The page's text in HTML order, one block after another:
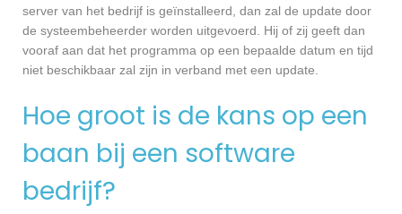
server van het bedrijf is geïnstalleerd, dan zal de update door
de systeembeheerder worden uitgevoerd. Hij of zij geeft dan
vooraf aan dat het programma op een bepaalde datum en tijd
niet beschikbaar zal zijn in verband met een update.
Hoe groot is de kans op een
baan bij een software
bedrijf?